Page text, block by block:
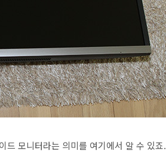
드 모니터라는 의미를 여기에서 알 수 있죠.